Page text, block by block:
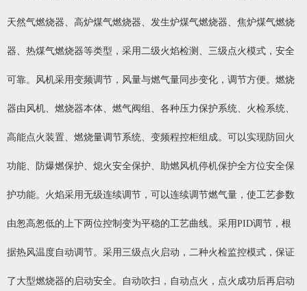
天然气燃烧器、高炉煤气燃烧器、发生炉煤气燃烧器、焦炉煤气燃烧
器、热煤气燃烧器等类型，采用二级火焰检测、三级点火模式，安全
可靠。风机采用变频调节，风量与燃气量同步变化，调节方便。燃烧
器由风机、燃烧器本体、燃气阀组、各种压力保护系统、火检系统、
高能点火装置、燃烧量调节系统、变频程控柜组成。可以实现防回火
功能、防爆燃保护、熄火安全保护、助燃风机停机保护全方位安全保
护功能。火焰采用无级连续调节，可以连续调节燃气量，使工艺参数
由怱高怱低的上下两位控制变为平稳的工艺曲线。采用PID调节，根
据热风温度自动调节。采用三级点火启动，二种火检监控模式，保证
了大型燃烧器的启动安全。自动吹扫，自动点火，点火成功后再启动